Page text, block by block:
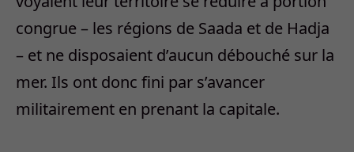
congrue – les régions de Saada et de Hadja
– et ne disposaient d’aucun débouché sur la
mer. Ils ont donc fini par s’avancer
militairement en prenant la capitale.